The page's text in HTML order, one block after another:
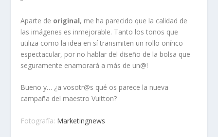
Aparte de original, me ha parecido que la calidad de
las imágenes es inmejorable. Tanto los tonos que
utiliza como la idea en sí transmiten un rollo onírico
espectacular, por no hablar del diseño de la bolsa que
seguramente enamorará a más de un@!
Bueno y… ¿a vosotr@s qué os parece la nueva
campaña del maestro Vuitton?
Fotografía: Marketingnews